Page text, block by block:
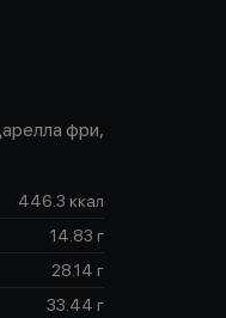
фри,
446.3 ккал
14.83 г
28.14 г
33.44 г